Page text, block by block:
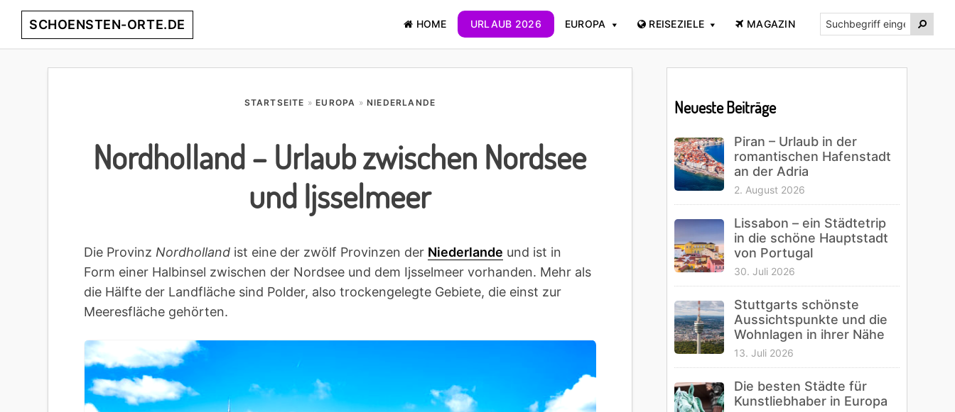
Skip
navigation
Skip
content
Skip
Skip
SCHOENSTEN-ORTE.DE HOME URLAUB 2026 EUROPA REISEZIELE MAGAZIN
Suchbegriff
eingeben...

STARTSEITE »EUROPA » NIEDERLANDE
Nordholland – Urlaub zwischen Nordsee
und Ijsselmeer
Die Provinz Nordholland ist eine der zwölf Provinzen der Niederlande und ist in
Form einer Halbinsel zwischen der Nordsee und dem Ijsselmeer vorhanden. Mehr als
die Hälfte der Landfläche sind Polder, also trockengelegte Gebiete, die einst zur
Meeresfläche gehörten.
Sidebar
Neueste Beiträge
Piran – Urlaub in der
romantischen Hafenstadt
an der Adria
2. August 2026
Lissabon – ein Städtetrip
in die schöne Hauptstadt
von Portugal
30. Juli 2026
Stuttgarts schönste
Aussichtspunkte und die
Wohnlagen in ihrer Nähe
13. Juli 2026
Die besten Städte für
Kunstliebhaber in Europa